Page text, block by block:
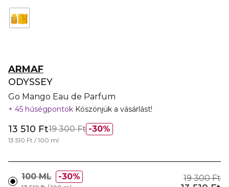
ARMAF
ODYSSEY
Go Mango Eau de Parfum
45 hűségpontok Köszönjük a vásárlást!
30%
13 510 Ft19 300 Ft
13 510 Ft / 100 ml
100 ML 30% 19 300 Ft